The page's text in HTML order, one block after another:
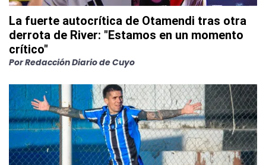
La fuerte autocrítica de Otamendi tras otra
derrota de River: "Estamos en un momento
crítico"
PorRedacción Diario de Cuyo